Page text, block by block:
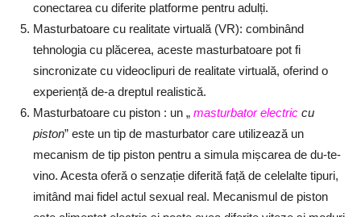
conectarea cu diferite platforme pentru adulți.
Masturbatoare cu realitate virtuală (VR): combinând
tehnologia cu plăcerea, aceste masturbatoare pot fi
sincronizate cu videoclipuri de realitate virtuală, oferind o
experiență de-a dreptul realistică.
Masturbatoare cu piston : un „ masturbator electric cu
piston” este un tip de masturbator care utilizează un
mecanism de tip piston pentru a simula mișcarea de du-te-
vino. Acesta oferă o senzație diferită față de celelalte tipuri,
imitând mai fidel actul sexual real. Mecanismul de piston